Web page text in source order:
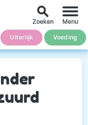
Uiterlijk Voeding
search
Zoeken Menu